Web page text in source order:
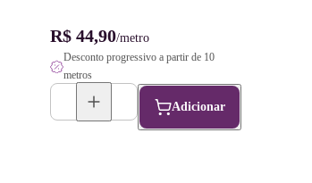
R$ 44,90/metro
Desconto progressivo a partir de 10
metros
Adicionar